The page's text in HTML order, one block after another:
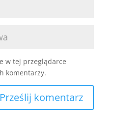
w tej przeglądarce
komentarzy.